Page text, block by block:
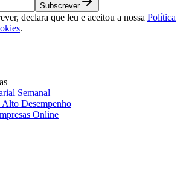
Subscrever
declara que leu e aceitou a nossa Política
.
Semanal
Desempenho
Online